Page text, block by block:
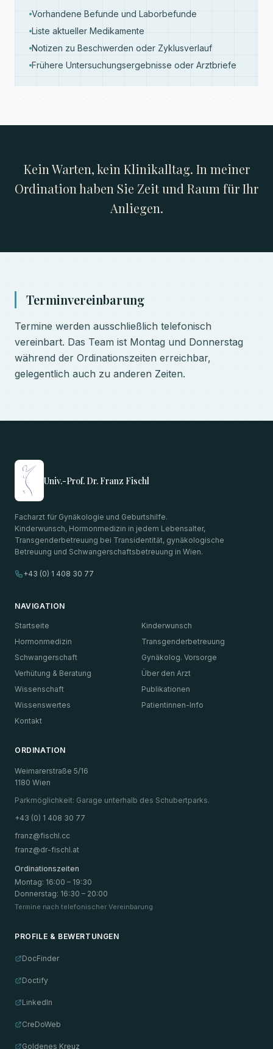
Vorhandene Befunde und Laborbefunde
Liste aktueller Medikamente
Notizen zu Beschwerden oder Zyklusverlauf
Frühere Untersuchungsergebnisse oder Arztbriefe
Kein Warten, kein Klinikalltag. In meiner
Ordination haben Sie Zeit und Raum für Ihr
Anliegen.
Terminvereinbarung
Termine werden ausschließlich telefonisch
vereinbart. Das Team ist Montag und Donnerstag
während der Ordinationszeiten erreichbar,
gelegentlich auch zu anderen Zeiten.
Univ.-Prof. Dr. Franz Fischl
Facharzt für Gynäkologie und Geburtshilfe.
Kinderwunsch, Hormonmedizin in jedem Lebensalter,
Transgenderbetreuung bei Transidentität, gynäkologische
Betreuung und Schwangerschaftsbetreuung in Wien.
+43 (0) 1 408 30 77
NAVIGATION
Startseite
Kinderwunsch
Hormonmedizin
Transgenderbetreuung
Schwangerschaft
Gynäkolog. Vorsorge
Verhütung & Beratung
Über den Arzt
Wissenschaft
Publikationen
Wissenswertes
Patientinnen-Info
Kontakt
ORDINATION
Weimarerstraße 5/16
1180 Wien
Parkmöglichkeit: Garage unterhalb des Schubertparks.
+43 (0) 1 408 30 77
franz@fischl.cc
franz@dr-fischl.at
Ordinationszeiten
Montag: 16:00 – 19:30
Donnerstag: 16:30 – 20:00
Termine nach telefonischer Vereinbarung
PROFILE & BEWERTUNGEN
DocFinder
Doctify
LinkedIn
CreDoWeb
Goldenes Kreuz